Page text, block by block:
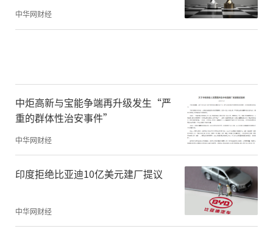
中华网财经
中炬高新与宝能争端再升级发生“严
重的群体性治安事件”
中华网财经
印度拒绝比亚迪10亿美元建厂提议
中华网财经